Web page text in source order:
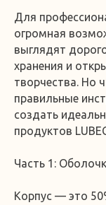
Для
огромная
выглядят
хранения и
творчества. Но
правильные
создать
продуктов
Часть 1:
Корпус — это